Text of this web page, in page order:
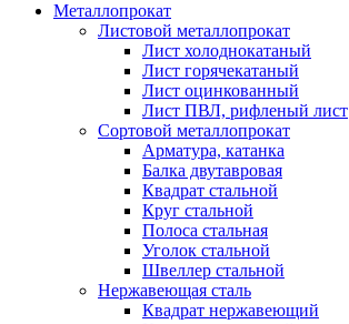
Металлопрокат
Листовой металлопрокат
Лист холоднокатаный
Лист горячекатаный
Лист оцинкованный
Лист ПВЛ, рифленый лист
Сортовой металлопрокат
Арматура, катанка
Балка двутавровая
Квадрат стальной
Круг стальной
Полоса стальная
Уголок стальной
Швеллер стальной
Нержавеющая сталь
Квадрат нержавеющий